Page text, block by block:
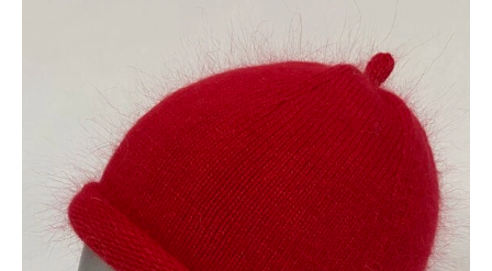
Concept
Коллекция
Paola
Belleza